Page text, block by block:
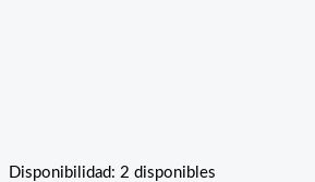
Disponibilidad: 2 disponibles